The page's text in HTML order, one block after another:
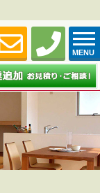
MENU